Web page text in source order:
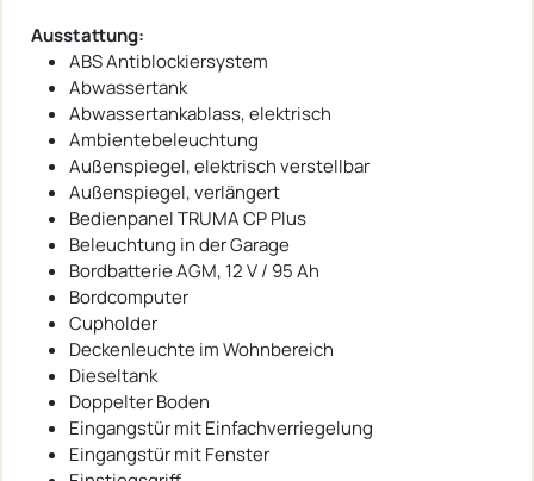
Ausstattung:
ABS Antiblockiersystem
Abwassertank
Abwassertankablass, elektrisch
Ambientebeleuchtung
Außenspiegel, elektrisch verstellbar
Außenspiegel, verlängert
Bedienpanel TRUMA CP Plus
Beleuchtung in der Garage
Bordbatterie AGM, 12 V / 95 Ah
Bordcomputer
Cupholder
Deckenleuchte im Wohnbereich
Dieseltank
Doppelter Boden
Eingangstür mit Einfachverriegelung
Eingangstür mit Fenster